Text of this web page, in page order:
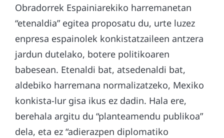
Obradorrek Espainiarekiko harremanetan
“etenaldia” egitea proposatu du, urte luzez
enpresa espainolek konkistatzaileen antzera
jardun dutelako, botere politikoaren
babesean. Etenaldi bat, atsedenaldi bat,
aldebiko harremana normalizatzeko, Mexiko
konkista-lur gisa ikus ez dadin. Hala ere,
berehala argitu du “planteamendu publikoa”
dela, eta ez “adierazpen diplomatiko